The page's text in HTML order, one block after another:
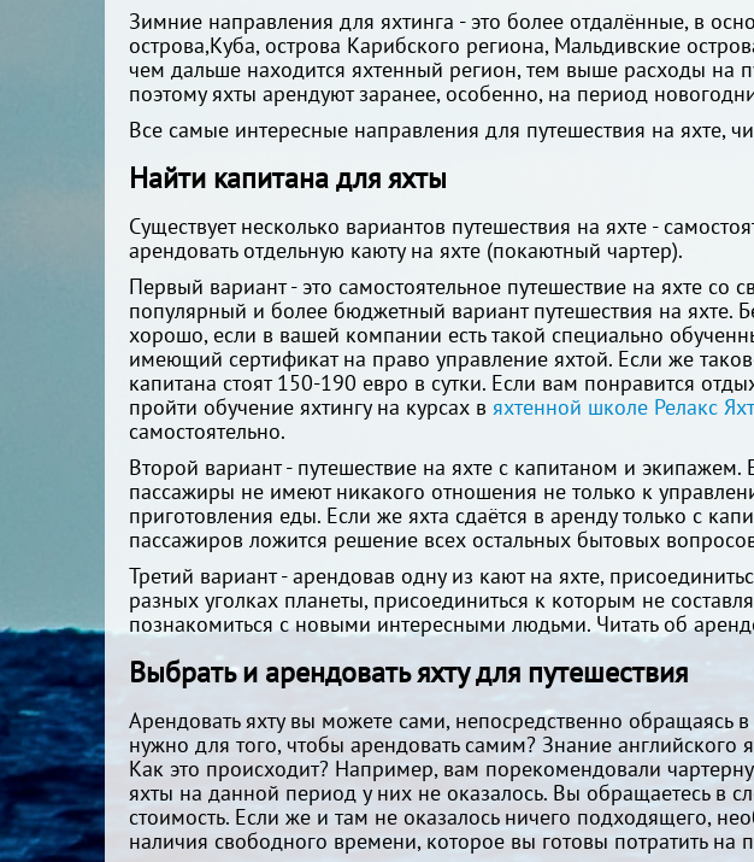
Зимние направления для яхтинга - это более отдалённые, в
острова,Куба, острова Карибского региона, Мальдивские
чем дальше находится яхтенный регион, тем выше расходы на
поэтому яхты арендуют заранее, особенно, на период
Все самые интересные направления для путешествия на яхте,
Найти капитана для яхты
Существует несколько вариантов путешествия на яхте -
арендовать отдельную каюту на яхте (покаютный чартер).
Первый вариант - это самостоятельное путешествие на яхте
популярный и более бюджетный вариант путешествия на яхте.
хорошо, если в вашей компании есть такой специально
имеющий сертификат на право управление яхтой. Если же
капитана стоят 150-190 евро в сутки. Если вам понравится
пройти обучение яхтингу на курсах в яхтенной школе Релакс
самостоятельно.
Второй вариант - путешествие на яхте с капитаном и
пассажиры не имеют никакого отношения не только к
приготовления еды. Если же яхта сдаётся в аренду только с
пассажиров ложится решение всех остальных бытовых
Третий вариант - арендовав одну из кают на яхте,
разных уголках планеты, присоединиться к которым не
познакомиться с новыми интересными людьми. Читать об
Выбрать и арендовать яхту для путешествия
Арендовать яхту вы можете сами, непосредственно обращаясь
нужно для того, чтобы арендовать самим? Знание
Как это происходит? Например, вам порекомендовали
яхты на данной период у них не оказалось. Вы обращаетесь в
стоимость. Если же и там не оказалось ничего подходящего,
наличия свободного времени, которое вы готовы потратить